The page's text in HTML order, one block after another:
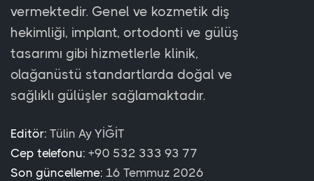
vermektedir. Genel ve kozmetik diş
hekimliği, implant, ortodonti ve gülüş
tasarımı gibi hizmetlerle klinik,
olağanüstü standartlarda doğal ve
sağlıklı gülüşler sağlamaktadır.
Editör: Tülin Ay YİĞİT
Cep telefonu: ‪+90 532 333 93 77
Son güncelleme: 16 Temmuz 2026